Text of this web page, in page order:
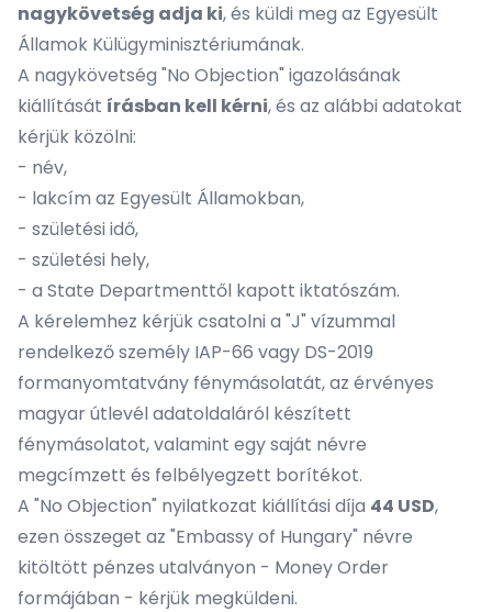
nagykövetség adja ki, és küldi meg az Egyesült
Államok Külügyminisztériumának.
A nagykövetség "No Objection" igazolásának
kiállítását írásban kell kérni, és az alábbi adatokat
kérjük közölni:
- név,
- lakcím az Egyesült Államokban,
- születési idő,
- születési hely,
- a State Departmenttől kapott iktatószám.
A kérelemhez kérjük csatolni a "J" vízummal
rendelkező személy IAP-66 vagy DS-2019
formanyomtatvány fénymásolatát, az érvényes
magyar útlevél adatoldaláról készített
fénymásolatot, valamint egy saját névre
megcímzett és felbélyegzett borítékot.
A "No Objection" nyilatkozat kiállítási díja 44 USD,
ezen összeget az "Embassy of Hungary" névre
kitöltött pénzes utalványon - Money Order
formájában - kérjük megküldeni.